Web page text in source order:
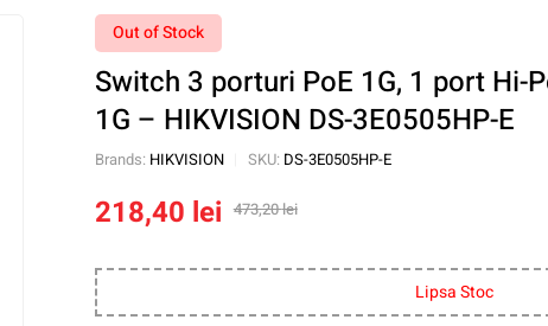
Out of Stock
Switch 3 porturi PoE 1G, 1 port Hi-
1G – HIKVISION DS-3E0505HP-E
Brands: HIKVISION SKU: DS-3E0505HP-E
473,20lei
218,40 lei
Lipsa Stoc